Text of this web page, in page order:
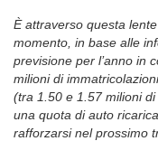
È attraverso questa
momento, in base alle
previsione per l’anno in
milioni di
(tra 1.50 e 1.57 milioni
una quota di auto
rafforzarsi nel prossimo